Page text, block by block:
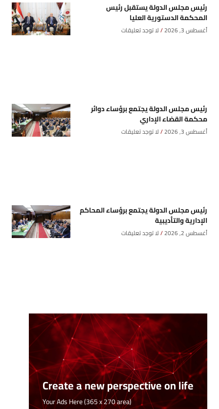
رئيس مجلس الدولة يستقبل رئيس
المحكمة الدستورية العليا
أغسطس 3, 2026 لا توجد تعليقات
رئيس مجلس الدولة يجتمع برؤساء دوائر
محكمة القضاء الإداري
أغسطس 3, 2026 لا توجد تعليقات
رئيس مجلس الدولة يجتمع برؤساء المحاكم
الإدارية والتأديبية
أغسطس 2, 2026 لا توجد تعليقات
Create a new perspective on life
Your Ads Here (365 x 270 area)